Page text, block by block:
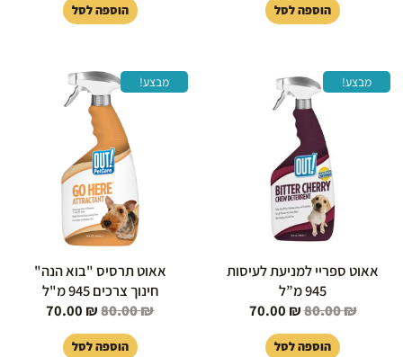
הוספה לסל הוספה לסל
מבצע!
אאוט ספריי למניעת לעיסות
945 מ”ל
80.00₪
המחיר
המקורי
היה:
80.00 ₪.
70.00 ₪
הוספה לסל
מבצע!
אאוט תרסיס "בוא הנה"
חינוך צרכים 945 מ"ל
80.00₪
המחיר
המקורי
היה:
80.00 ₪.
70.00 ₪
הוספה לסל